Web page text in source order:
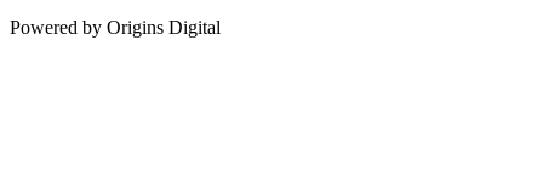
Powered by Origins Digital